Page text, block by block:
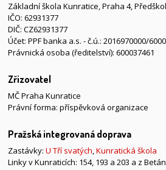
Základní škola Kunratice, Praha 4,
IČO: 62931377
DIČ: CZ62931377
Účet: PPF banka a.s. - č.ú.: 2016970000/6000
Právnická osoba (ředitelství): 600037461
Zřizovatel
MČ Praha Kunratice
Právní forma: příspěvková organizace
Pražská integrovaná doprava
Zastávky: U Tří svatých,Kunratická škola
Linky v Kunraticích: 154, 193 a 203 a z